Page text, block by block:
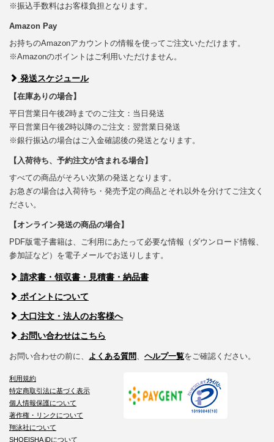
※振込手数料はお客様負担となります。
Amazon Pay
お持ちのAmazonアカウントの情報を使ってご注文いただけます。
※Amazonのポイントはご利用いただけません。
発送スケジュール
【在庫ありの場合】
平日営業日午後2時までのご注文：当日発送
平日営業日午後2時以降のご注文：翌営業日発送
※銀行振込の場合はご入金確認後の発送となります。
【入荷待ち、予約注文が含まれる場合】
すべての商品がそろい次第の発送となります。
お急ぎの場合は入荷待ち・発売予定の商品とそれ以外を分けてご注文く
ださい。
【オンライン発送の商品の場合】
PDF版電子書籍は、ご利用にあたって必要な情報（ダウンロード情報、
参加証など）を電子メールでお送りします。
請求書・領収書・見積書・納品書
ポイントについて
大口注文・法人のお客様へ
お問い合わせはこちら
お問い合わせの前に、 よくある質問 ヘルプ一覧をご確認ください。
利用規約
特定商取引法に基づく表示
個人情報保護について
著作権・リンクについて
翔泳社について
SHOEISHA iDについて